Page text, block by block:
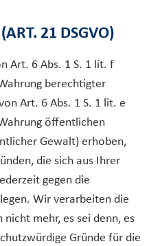
21 DSGVO)
Art. 6 Abs. 1 S. 1 lit. f
berechtigter
Art. 6 Abs. 1 S. 1 lit. e
öffentlichen
Gewalt) erhoben,
die sich aus Ihrer
gegen die
Wir verarbeiten die
mehr, es sei denn, es
Gründe für die